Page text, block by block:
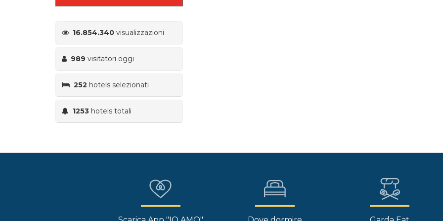
16.854.340 visualizzazioni
989 visitatori oggi
252 hotels selezionati
1253 hotels totali